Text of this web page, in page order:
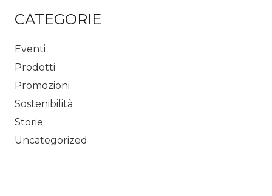
CATEGORIE
Eventi
Prodotti
Promozioni
Sostenibilità
Storie
Uncategorized